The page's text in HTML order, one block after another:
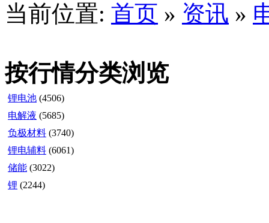
当前位置: 首页 » 资讯 »
按行情分类浏览
锂电池 (4506)
电解液 (5685)
负极材料 (3740)
锂电辅料 (6061)
储能 (3022)
锂 (2244)